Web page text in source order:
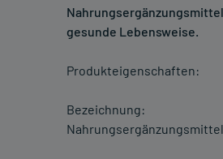
gesunde Lebensweise.
Produkteigenschaften:
Bezeichnung:
Nahrungsergänzungsmittel.